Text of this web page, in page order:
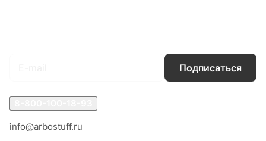
Подписаться
info@arbostuff.ru